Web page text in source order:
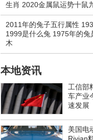
生肖 2020金属鼠运势十鼠
2011年的兔子五行属性
1999是什么兔 1975年的兔
木
本地资讯
工信部
车产业
速发展
美国电